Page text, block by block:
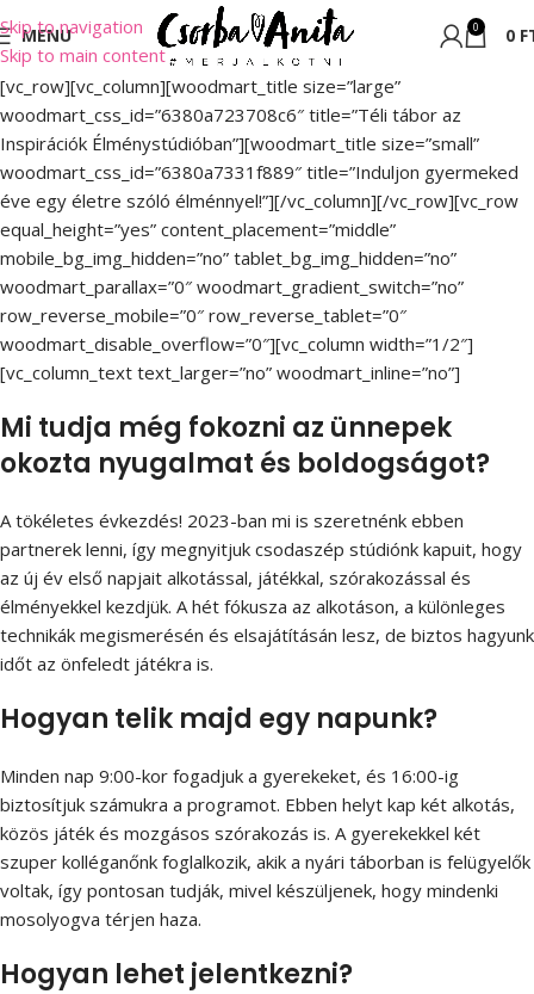
Skip to navigation
Skip to main content
MENU 0 0
[vc_row][vc_column][woodmart_title size=”large”
woodmart_css_id=”6380a723708c6″ title=”Téli tábor az
Inspirációk Élménystúdióban”][woodmart_title size=”small”
woodmart_css_id=”6380a7331f889″ title=”Induljon gyermeked
éve egy életre szóló élménnyel!”][/vc_column][/vc_row][vc_row
equal_height=”yes” content_placement=”middle”
mobile_bg_img_hidden=”no” tablet_bg_img_hidden=”no”
woodmart_parallax=”0″ woodmart_gradient_switch=”no”
row_reverse_mobile=”0″ row_reverse_tablet=”0″
woodmart_disable_overflow=”0″][vc_column width=”1/2″]
[vc_column_text text_larger=”no” woodmart_inline=”no”]
Mi tudja még fokozni az ünnepek
okozta nyugalmat és boldogságot?
A tökéletes évkezdés! 2023-ban mi is szeretnénk ebben
partnerek lenni, így megnyitjuk csodaszép stúdiónk kapuit, hogy
az új év első napjait alkotással, játékkal, szórakozással és
élményekkel kezdjük. A hét fókusza az alkotáson, a különleges
technikák megismerésén és elsajátításán lesz, de biztos hagyunk
időt az önfeledt játékra is.
Hogyan telik majd egy napunk?
Minden nap 9:00-kor fogadjuk a gyerekeket, és 16:00-ig
biztosítjuk számukra a programot. Ebben helyt kap két alkotás,
közös játék és mozgásos szórakozás is. A gyerekekkel két
szuper kolléganőnk foglalkozik, akik a nyári táborban is felügyelők
voltak, így pontosan tudják, mivel készüljenek, hogy mindenki
mosolyogva térjen haza.
Hogyan lehet jelentkezni?